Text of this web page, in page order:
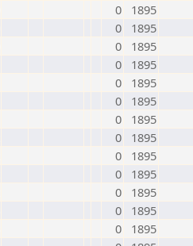
0
1895
0
1895
0
1895
0
1895
0
1895
0
1895
0
1895
0
1895
0
1895
0
1895
0
1895
0
1895
0
1895